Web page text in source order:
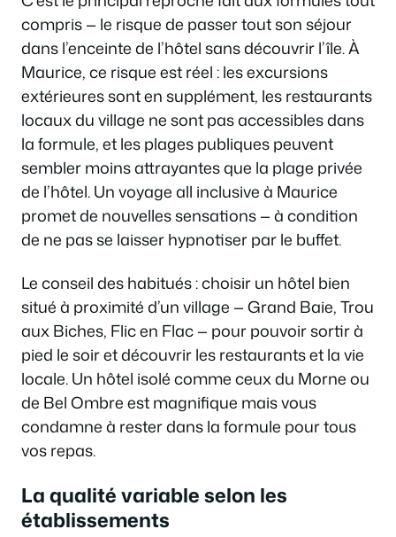
compris — le risque de passer tout son séjour
dans l’enceinte de l’hôtel sans découvrir l’île. À
Maurice, ce risque est réel : les excursions
extérieures sont en supplément, les restaurants
locaux du village ne sont pas accessibles dans
la formule, et les plages publiques peuvent
sembler moins attrayantes que la plage privée
de l’hôtel. Un voyage all inclusive à Maurice
promet de nouvelles sensations — à condition
de ne pas se laisser hypnotiser par le buffet.
Le conseil des habitués : choisir un hôtel bien
situé à proximité d’un village — Grand Baie, Trou
aux Biches, Flic en Flac — pour pouvoir sortir à
pied le soir et découvrir les restaurants et la vie
locale. Un hôtel isolé comme ceux du Morne ou
de Bel Ombre est magnifique mais vous
condamne à rester dans la formule pour tous
vos repas.
La qualité variable selon les
établissements